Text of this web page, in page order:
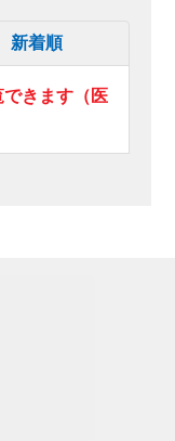
新着順
きます（医